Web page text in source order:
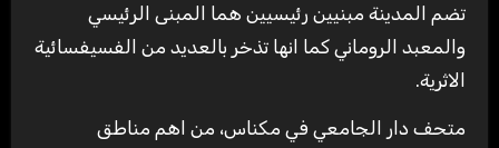
تضم المدينة مبنيين رئيسيين هما المبنى الرئيسي
والمعبد الروماني كما انها تذخر بالعديد من الفسيفسائية
الاثرية.
متحف دار الجامعي في مكناس، من اهم مناطق